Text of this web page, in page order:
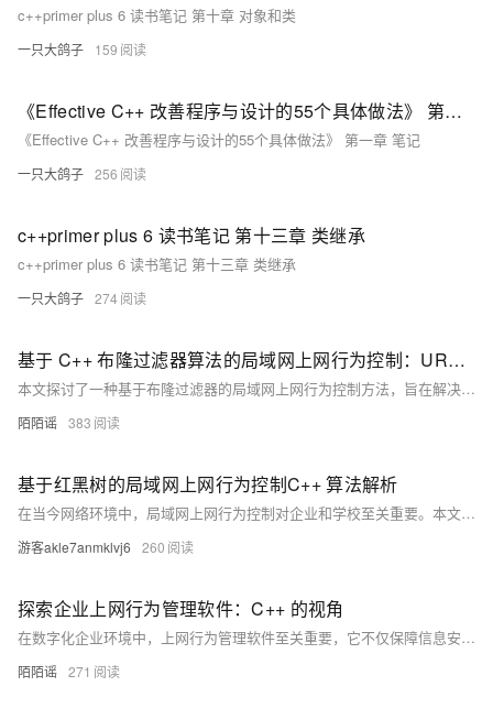
c++primer plus 6 读书笔记 第十章 对象和类
一只大鸽子 159
《Effective C++ 改善程序与设计的55个具体做法》 第一章 笔记
《Effective C++ 改善程序与设计的55个具体做法》 第一章 笔记
一只大鸽子 256
c++primer plus 6 读书笔记 第十三章 类继承
c++primer plus 6 读书笔记 第十三章 类继承
一只大鸽子 274
基于 C++ 布隆过滤器算法的局域网上网行为控制：URL 访问过滤的高效实现研究
本文探讨了一种基于布隆过滤器的局域网上网行为控制方法，旨在解决传统黑白名单机制在处理海量URL数据时存储与查询效率低的问题。通过C++实现URL访问过滤功能，实验表明该方法可将内存占用降至传统方案的八分之一，查询速度提升约40%，假阳性率可控。研究为优化企业网络管理提供了新思路，并提出结合机器学习、改进哈希函数及分布式协同等未来优化方向。
陌陌谣 383
基于红黑树的局域网上网行为控制C++ 算法解析
在当今网络环境中，局域网上网行为控制对企业和学校至关重要。本文探讨了一种基于红黑树数据结构的高效算法，用于管理用户的上网行为，如IP地址、上网时长、访问网站类别和流量使用情况。通过红黑树的自平衡特性，确保了高效的查找、插入和删除操作。文中提供了C++代码示例，展示了如何实现该算法，并强调其在网络管理中的应用价值。
游客akle7anmklvj6 260
探索企业上网行为管理软件：C++ 的视角
在数字化企业环境中，上网行为管理软件至关重要，它不仅保障信息安全还优化网络资源分配。C++以高效和强大性能为基础，支持这类软件的开发。通过示例代码展示了如何使用C++捕获网络数据包、控制特定网址访问及分析网络流量模式，展现了C++在处理大规模网络数据方面的优势，满足企业对网络安全与管理的需求。
陌陌谣 271